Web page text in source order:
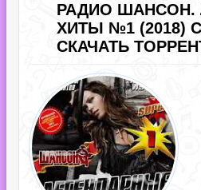
РАДИО ШАНСОН.
ХИТЫ №1 (2018)
СКАЧАТЬ